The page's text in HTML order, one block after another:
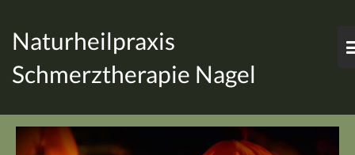
Naturheilpraxis
Schmerztherapie Nagel